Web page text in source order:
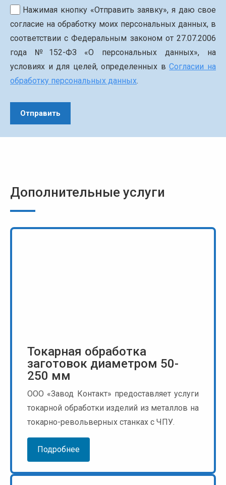
Нажимая кнопку «Отправить заявку», я даю свое
согласие на обработку моих персональных данных, в
соответствии с Федеральным законом от 27.07.2006
года №152-ФЗ «О персональных данных», на
условиях и для целей, определенных вСогласии на
обработку персональных данных.
Дополнительные услуги
Токарная обработка
заготовок диаметром 50-
250 мм
ООО «Завод Контакт» предоставляет услуги
токарной обработки изделий из металлов на
токарно-револьверных станках с ЧПУ.
Подробнее